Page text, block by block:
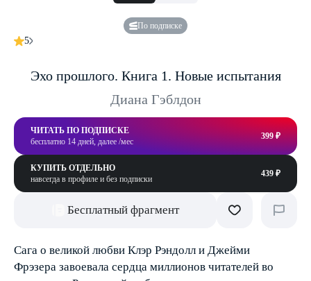
По подписке
5
Эхо прошлого. Книга 1. Новые испытания
Диана Гэблдон
ЧИТАТЬ ПО ПОДПИСКЕ
бесплатно 14 дней, далее /мес
399 ₽
КУПИТЬ ОТДЕЛЬНО
навсегда в профиле и без подписки
439 ₽
Бесплатный фрагмент
Сага о великой любви Клэр Рэндолл и Джейми
Фрэзера завоевала сердца миллионов читателей во